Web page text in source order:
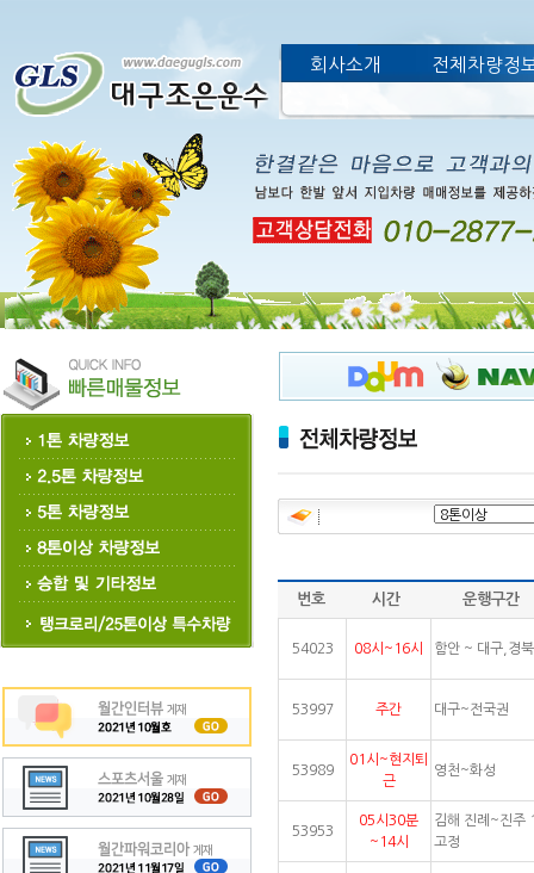
회사소개 전체차량정
번호 시간 운행구간
54023 08시~16시 함안 ~ 대구,경북
53997 주간 대구~전국권
53989
01시~현지퇴
근
영천~화성
53953
05시30분
~14시
김해 진례~진주
고정